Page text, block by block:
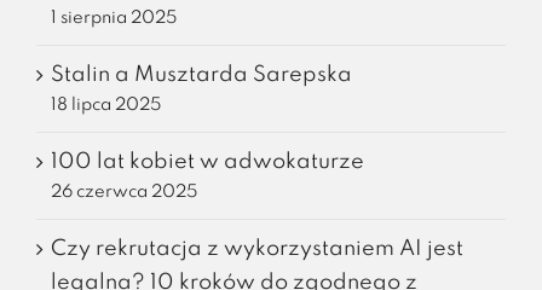
1 sierpnia 2025
Stalin a Musztarda Sarepska
18 lipca 2025
100 lat kobiet w adwokaturze
26 czerwca 2025
Czy rekrutacja z wykorzystaniem AI jest
legalna? 10 kroków do zgodnego z